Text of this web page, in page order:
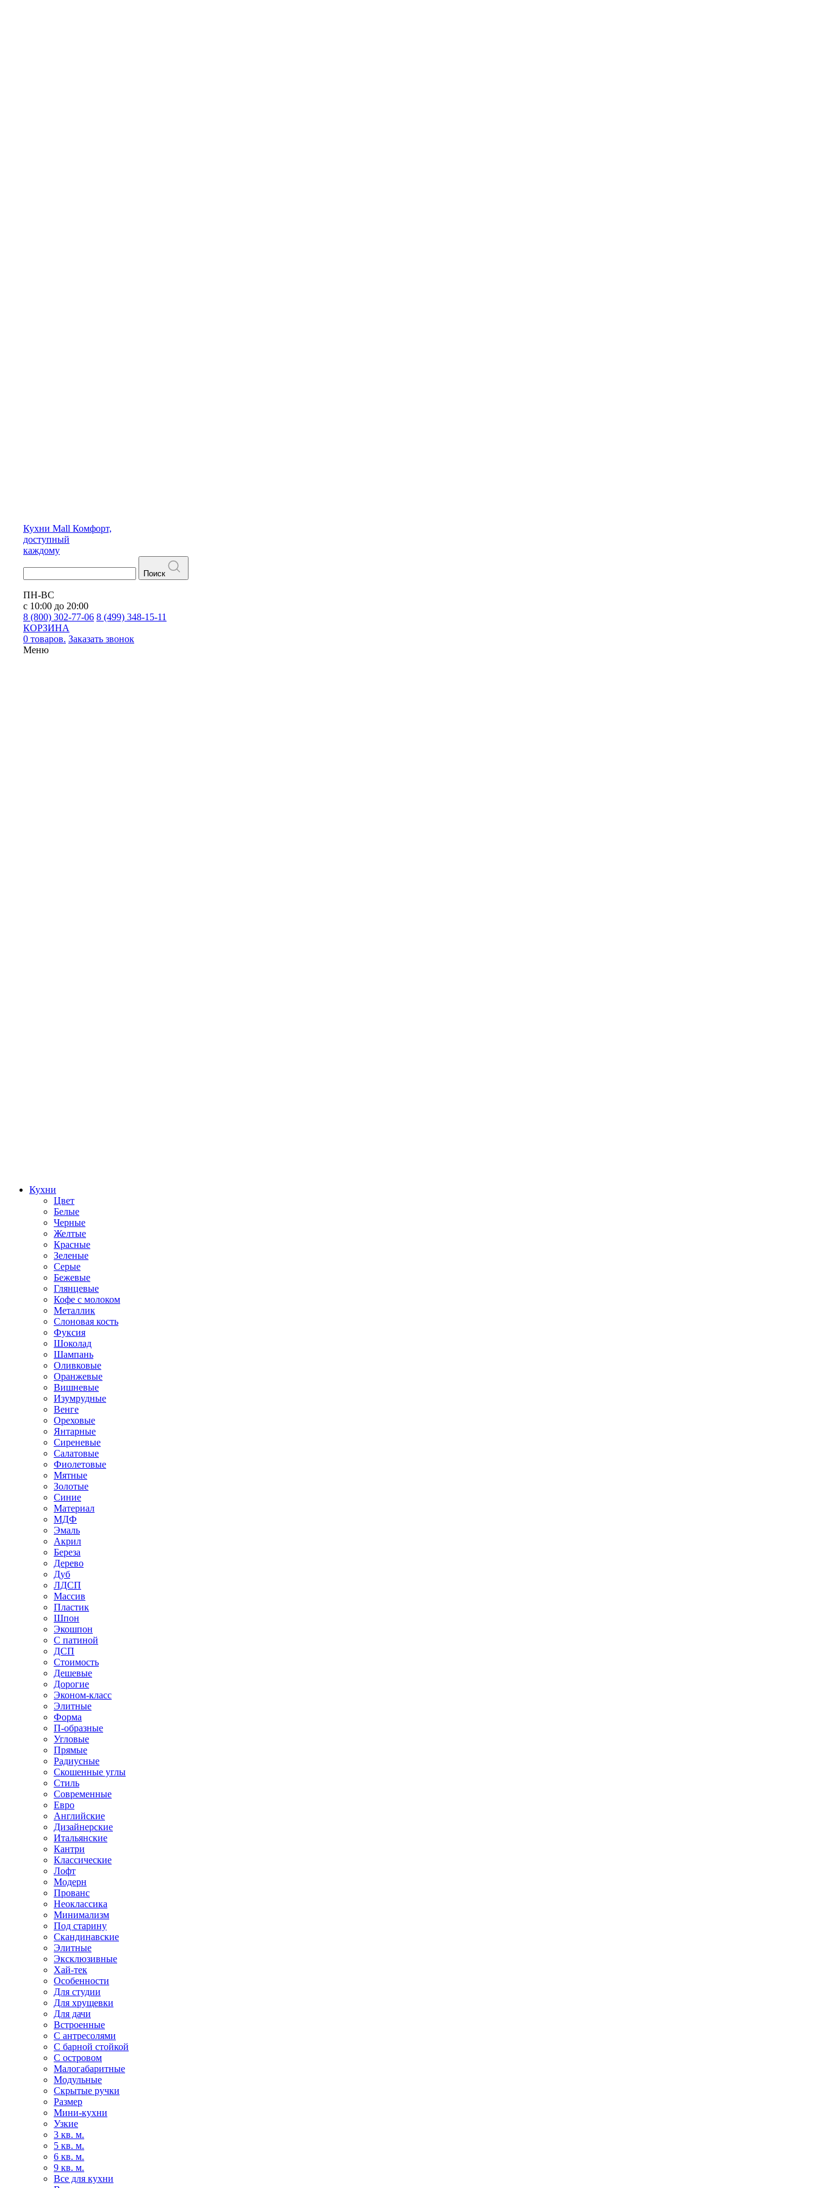
Кухни Mall Комфорт,
доступный
каждому
Поиск
ПН-ВС
с 10:00 до 20:00
8 (800) 302-77-06 8 (499) 348-15-11
КОРЗИНА
0 товаров. Заказать звонок
Меню
Кухни
Цвет
Белые
Черные
Желтые
Красные
Зеленые
Серые
Бежевые
Глянцевые
Кофе с молоком
Металлик
Слоновая кость
Фуксия
Шоколад
Шампань
Оливковые
Оранжевые
Вишневые
Изумрудные
Венге
Ореховые
Янтарные
Сиреневые
Салатовые
Фиолетовые
Мятные
Золотые
Синие
Материал
МДФ
Эмаль
Акрил
Береза
Дерево
Дуб
ЛДСП
Массив
Пластик
Шпон
Экошпон
С патиной
ДСП
Стоимость
Дешевые
Дорогие
Эконом-класс
Элитные
Форма
П-образные
Угловые
Прямые
Радиусные
Скошенные углы
Стиль
Современные
Евро
Английские
Дизайнерские
Итальянские
Кантри
Классические
Лофт
Модерн
Прованс
Неоклассика
Минимализм
Под старину
Скандинавские
Элитные
Эксклюзивные
Хай-тек
Особенности
Для студии
Для хрущевки
Для дачи
Встроенные
С антресолями
С барной стойкой
С островом
Малогабаритные
Модульные
Скрытые ручки
Размер
Мини-кухни
Узкие
3 кв. м.
5 кв. м.
6 кв. м.
9 кв. м.
Все для кухни